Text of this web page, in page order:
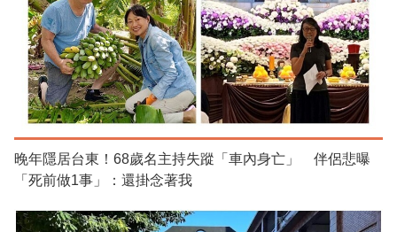
晚年隱居台東！68歲名主持失蹤「車內身亡」 伴侶悲曝
「死前做1事」：還掛念著我